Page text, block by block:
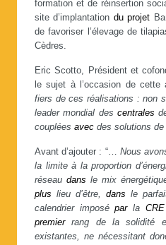
formation et de réinsertion
site d’implantation du projet
de favoriser l’élevage de
Cèdres.
Eric Scotto, Président et
le sujet à l’occasion de cette
fiers de ces réalisations : non
leader mondial des centrales
couplées avec des solutions de
Avant d’ajouter : “… Nous
la limite à la proportion
réseau dans le mix
plus lieu d’être,dans le
calendrier imposéparla CRE
premierrang de la solidité
existantes, ne nécessitant